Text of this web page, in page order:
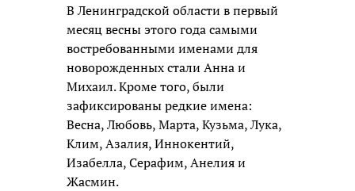
В Ленинградской области в первый
месяц весны этого года самыми
востребованными именами для
новорожденных стали Анна и
Михаил. Кроме того, были
зафиксированы редкие имена:
Весна, Любовь, Марта, Кузьма, Лука,
Клим, Азалия, Иннокентий,
Изабелла, Серафим, Анелия и
Жасмин.